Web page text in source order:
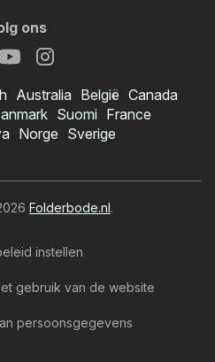
ons
Australia België Canada
Suomi France
Norge Sverige
Folderbode.nl .
instellen
gebruik van de website
persoonsgegevens